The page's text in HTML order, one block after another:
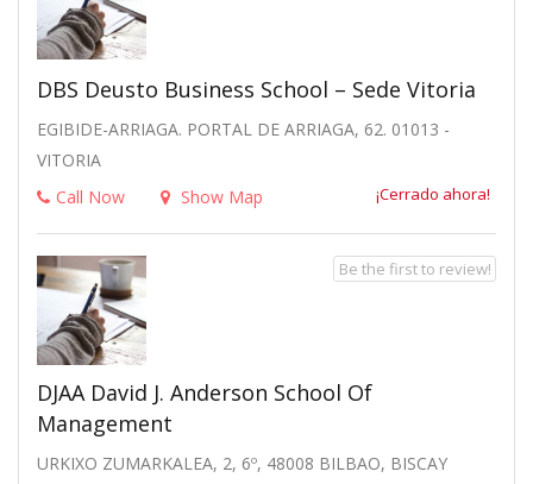
DBS Deusto Business School – Sede Vitoria
EGIBIDE-ARRIAGA. PORTAL DE ARRIAGA, 62. 01013 -
VITORIA
Call Now
Show Map ¡Cerrado ahora!
DJAA David J. Anderson School Of
Management
URKIXO ZUMARKALEA, 2, 6º, 48008 BILBAO, BISCAY
Be the first to review!